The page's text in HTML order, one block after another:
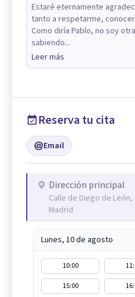
Estaré eternamente
tanto a respetarme,
Como diría Pablo, no soy
sabiendo...
Leer más
Reserva tu cita
Email
Dirección principal
Calle de Diego de
Madrid
Lunes, 10 de agosto
10:00
15:00